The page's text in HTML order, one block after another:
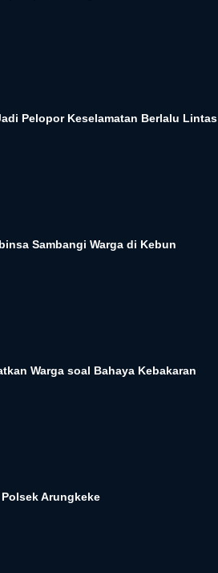
Pelopor Keselamatan Berlalu Lintas
Sambangi Warga di Kebun
Warga soal Bahaya Kebakaran
Arungkeke